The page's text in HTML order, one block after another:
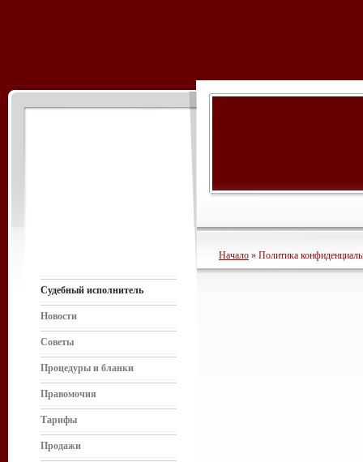
Судебный исполнитель
Новости
Советы
Процедуры и бланки
Правомочия
Тарифы
Продажи
Начало » Политика